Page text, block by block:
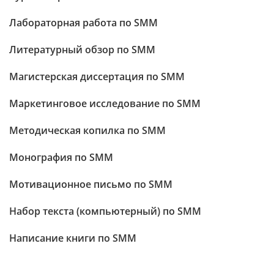
Лабораторная работа по SMM
Литературный обзор по SMM
Магистерская диссертация по SMM
Маркетинговое исследование по SMM
Методическая копилка по SMM
Монография по SMM
Мотивационное письмо по SMM
Набор текста (компьютерный) по SMM
Написание книги по SMM